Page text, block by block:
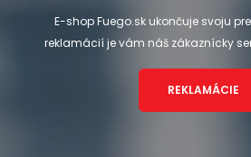
E-shop Fuego.sk ukončuje svoju
reklamácií je vám náš zákaznícky
REKLAMÁCIE